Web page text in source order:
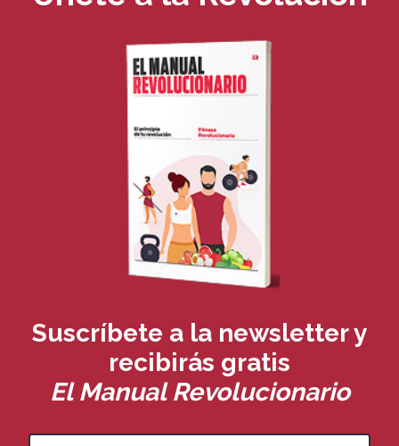
Suscríbete a la newsletter y
recibirás gratis
El Manual Revolucionario